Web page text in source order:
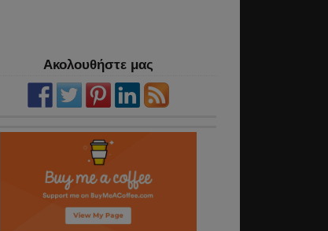
Ακολουθήστε μας